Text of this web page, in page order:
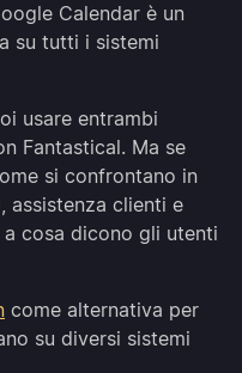
Calendar è un
su tutti i sistemi
usare entrambi
Fantastical. Ma se
si confrontano in
assistenza clienti e
cosa dicono gli utenti
come alternativa per
su diversi sistemi